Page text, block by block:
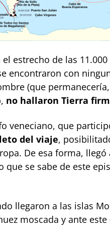
estrecho de las
encontraron con
(que
no hallaron Tierra
veneciano, que
del viaje,
De esa forma,
que se sabe de este
llegaron a las islas
moscada y ante